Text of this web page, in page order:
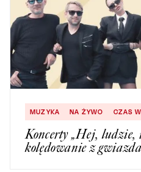
MUZYKA NA ŻYWO CZAS
Koncerty „Hej, ludzie,
kolędowanie z